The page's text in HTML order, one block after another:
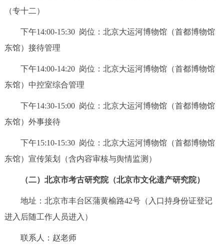
（专十二）
下午14:00-15:30 岗位：北京大运河博物馆（首都博物馆
东馆）接待管理
下午14:00-14:20 岗位：北京大运河博物馆（首都博物馆
东馆）中控室综合管理
下午14:30-15:00 岗位：北京大运河博物馆（首都博物馆
东馆）外事接待
下午15:10-15:30 岗位：北京大运河博物馆（首都博物馆
东馆）宣传策划（含内容审核与舆情监测）
（二）北京市考古研究院（北京市文化遗产研究院）
地址：北京市丰台区蒲黄榆路42号（入口持身份证登记
进入后随工作人员进入）
联系人：赵老师